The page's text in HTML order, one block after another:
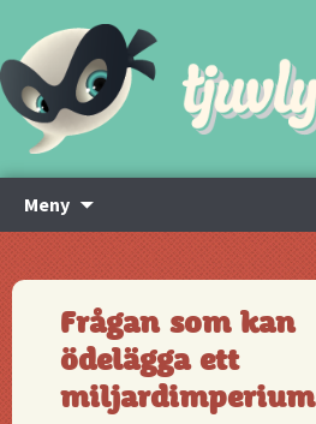
Meny
innehåll
Frågan som kan
ödelägga ett
miljardimperium